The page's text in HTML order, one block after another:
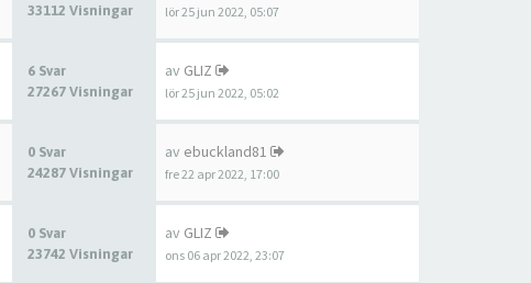
33112 Visningar
lör 25 jun 2022, 05:07
6 Svar
27267 Visningar
av GLIZ
lör 25 jun 2022, 05:02
0 Svar
24287 Visningar
av ebuckland81
fre 22 apr 2022, 17:00
0 Svar
23742 Visningar
av GLIZ
ons 06 apr 2022, 23:07